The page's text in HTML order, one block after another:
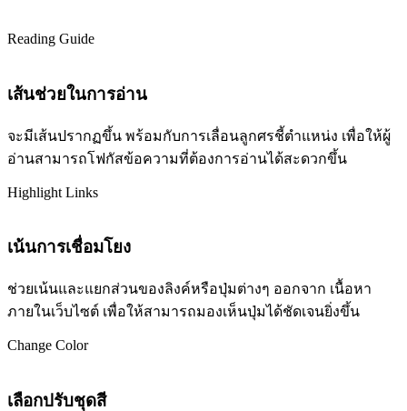
Reading Guide
เส้นช่วยในการอ่าน
จะมีเส้นปรากฏขึ้น พร้อมกับการเลื่อนลูกศรชี้ตำแหน่ง เพื่อให้ผู้
อ่านสามารถโฟกัสข้อความที่ต้องการอ่านได้สะดวกขึ้น
Highlight Links
เน้นการเชื่อมโยง
ช่วยเน้นและแยกส่วนของลิงค์หรือปุ่มต่างๆ ออกจาก เนื้อหา
ภายในเว็บไซต์ เพื่อให้สามารถมองเห็นปุ่มได้ชัดเจนยิ่งขึ้น
Change Color
เลือกปรับชุดสี